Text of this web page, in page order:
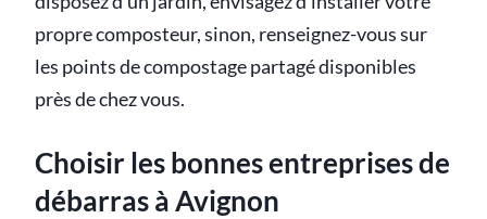
propre composteur, sinon, renseignez-vous sur
les points de compostage partagé disponibles
près de chez vous.
Choisir les bonnes entreprises de
débarras à Avignon